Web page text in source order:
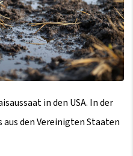
in den USA. In der
den Vereinigten Staaten